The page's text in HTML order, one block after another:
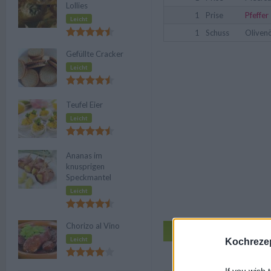
1
Prise
Pfeffer
1
Schuss
Lollies
Leicht
Gefüllte Cracker
Leicht
Teufel Eier
Leicht
Ananas im
knusprigen
Speckmantel
Leicht
Chorizo al Vino
Leicht